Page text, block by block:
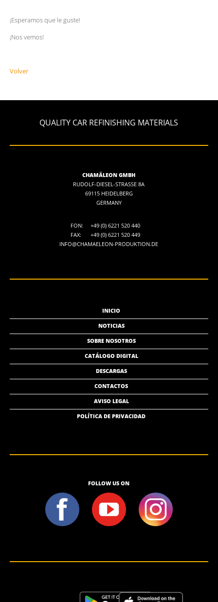
¡Esperamos que le guste!
¡Nos vemos!
Volver
QUALITY CAR REFINISHING MATERIALS
CHAMÄLEON GMBH
RUDOLF-DIESEL-STRASSE 8A
69115 HEIDELBERG
GERMANY
FON:
+49 (0) 6221 520 440
FAX:
+49 (0) 6221 520 449
INFO@CHAMAELEON-PRODUKTION.DE
INICIO
NOTICIAS
SOBRE NOSOTROS
CATÁLOGO DIGITAL
DESCARGAS
CONTACTOS
AVISO LEGAL
POLÍTICA DE PRIVACIDAD
FOLLOW US ON